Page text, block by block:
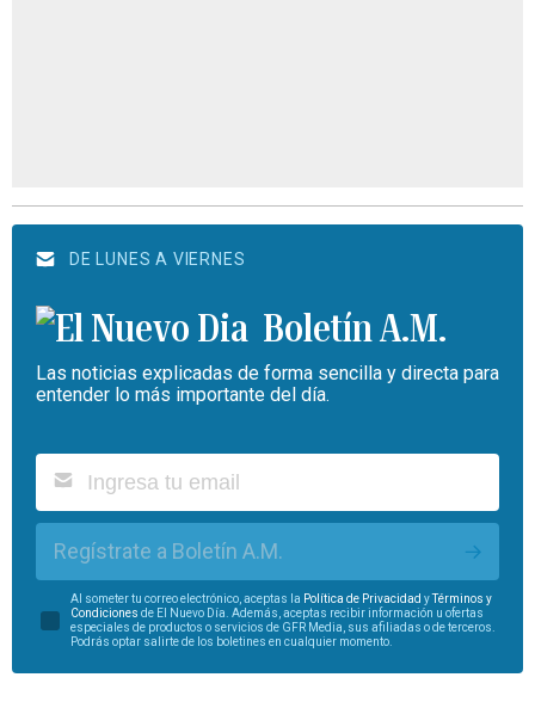
DE LUNES A VIERNES
Boletín A.M.
Las noticias explicadas de forma sencilla y directa para
entender lo más importante del día.
Regístrate a Boletín A.M.
Al someter tu correo electrónico, aceptas la Política de Privacidad yTérminos y
Condiciones de El Nuevo Día. Además, aceptas recibir información u ofertas
especiales de productos o servicios de GFR Media, sus afiliadas o de terceros.
Podrás optar salirte de los boletines en cualquier momento.